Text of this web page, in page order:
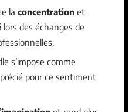
la concentration et
lors des échanges de
s’impose comme
pour ce sentiment